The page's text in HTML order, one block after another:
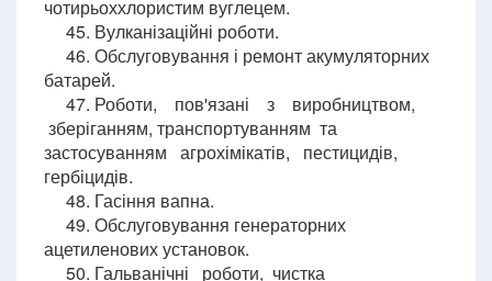
чотирьоххлористим вуглецем.
45. Вулканізаційні роботи.
46. Обслуговування і ремонт акумуляторних
батарей.
47. Роботи, пов'язані з виробництвом,
зберіганням, транспортуванням та
застосуванням агрохімікатів, пестицидів,
гербіцидів.
48. Гасіння вапна.
49. Обслуговування генераторних
ацетиленових установок.
50. Гальванічні роботи, чистка